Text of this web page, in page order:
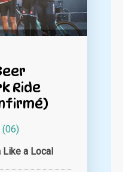
Ride
(06)
Like a Local